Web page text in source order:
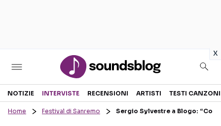
x
Sezioni
NOTIZIE INTERVISTE RECENSIONI ARTISTI TESTI CANZONI
Home Festival di Sanremo Sergio Sylvestre a Blogo: “Con